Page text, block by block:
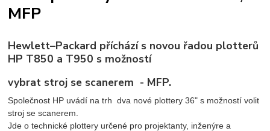
MFP
Hewlett–Packard příchází s novou řadou plotterů
HP T850 a T950 s možností
vybrat stroj se scanerem - MFP.
Společnost HP uvádí na trh dva nové plottery 36" s možností volit
stroj se scanerem.
Jde o technické plottery určené pro projektanty, inženýre a